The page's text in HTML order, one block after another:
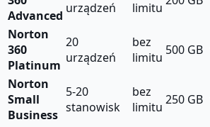
Advanced urządzeń
limitu
Norton
360
Platinum
20
urządzeń
bez
limitu 500 GB
Norton
Small
Business
5-20
stanowisk
bez
limitu 250 GB